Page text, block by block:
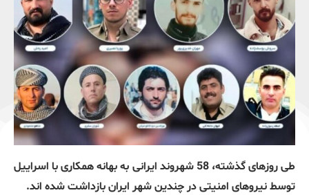
طی روزهای گذشته، 58 شهروند ایرانی به بهانه همکاری با اسراییل
توسط نیروهای امنیتی در چندین شهر ایران بازداشت شده اند.